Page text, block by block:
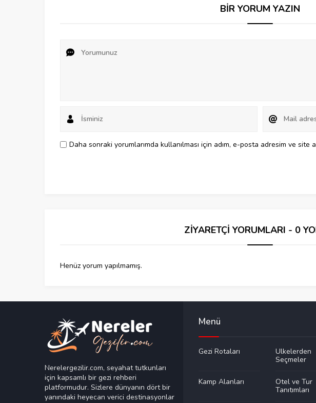
BİR YORUM YAZIN
Daha sonraki yorumlarımda kullanılması için adım, e-posta adresim ve site
ZİYARETÇİ YORUMLARI - 0
Henüz yorum yapılmamış.
Nerelergezilir.com, seyahat tutkunları
için kapsamlı bir gezi rehberi
platformudur. Sizlere dünyanın dört bir
yanındaki heyecan verici destinasyonlar
Menü
Gezi Rotaları
Ülkelerden
Seçmeler
Kamp Alanları
Otel ve Tur
Tanıtımları